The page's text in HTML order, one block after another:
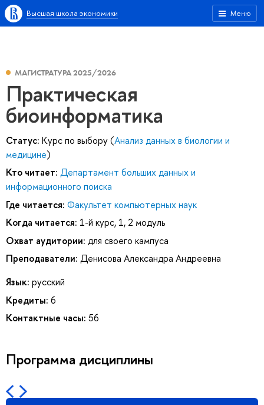
Меню
Высшая школа экономики
МАГИСТРАТУРА 2025/2026
Практическая
биоинформатика
Статус: Курс по выбору (Анализ данных в биологии и
медицине)
Кто читает: Департамент больших данных и
информационного поиска
Где читается: Факультет компьютерных наук
Когда читается: 1-й курс, 1, 2 модуль
Охват аудитории: для своего кампуса
Преподаватели: Денисова Александра Андреевна
Язык: русский
Кредиты: 6
Контактные часы: 56
Программа дисциплины